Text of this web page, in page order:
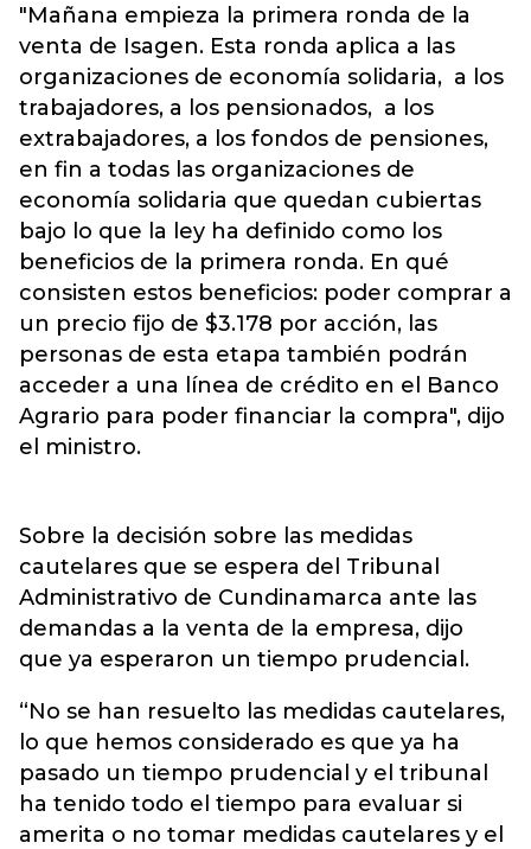
"Mañana empieza la primera ronda de la
venta de Isagen. Esta ronda aplica a las
organizaciones de economía solidaria, a los
trabajadores, a los pensionados, a los
extrabajadores, a los fondos de pensiones,
en fin a todas las organizaciones de
economía solidaria que quedan cubiertas
bajo lo que la ley ha definido como los
beneficios de la primera ronda. En qué
consisten estos beneficios: poder comprar a
un precio fijo de $3.178 por acción, las
personas de esta etapa también podrán
acceder a una línea de crédito en el Banco
Agrario para poder financiar la compra", dijo
el ministro.
Sobre la decisión sobre las medidas
cautelares que se espera del Tribunal
Administrativo de Cundinamarca ante las
demandas a la venta de la empresa, dijo
que ya esperaron un tiempo prudencial.
“No se han resuelto las medidas cautelares,
lo que hemos considerado es que ya ha
pasado un tiempo prudencial y el tribunal
ha tenido todo el tiempo para evaluar si
amerita o no tomar medidas cautelares y el